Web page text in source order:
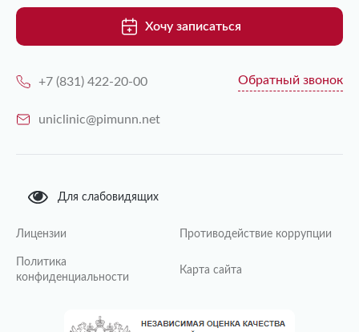
Хочу записаться
+7 (831) 422-20-00 Обратный звонок
uniclinic@pimunn.net
Для слабовидящих
Лицензии Противодействие коррупции
Политика
конфиденциальности
Карта сайта